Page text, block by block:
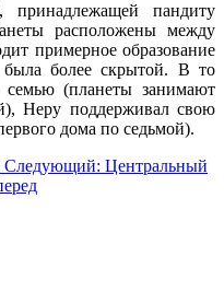
пандиту
расположены между
примерное образование
более скрытой. В то
(планеты занимают
Неру поддерживал свою
дома по седьмой).
Следующий: Центральный